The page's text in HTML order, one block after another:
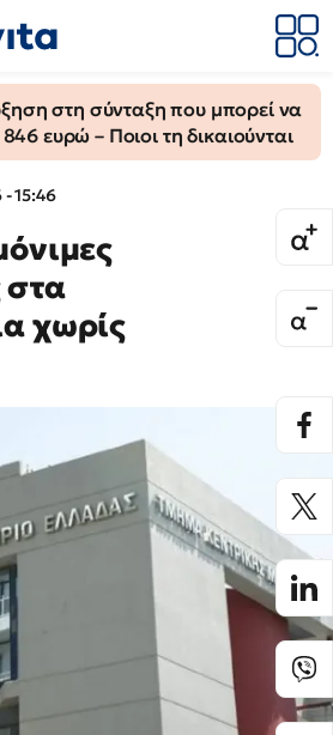
στη σύνταξη που μπορεί να
ευρώ – Ποιοι τη δικαιούνται
15:46
στα
χωρίς